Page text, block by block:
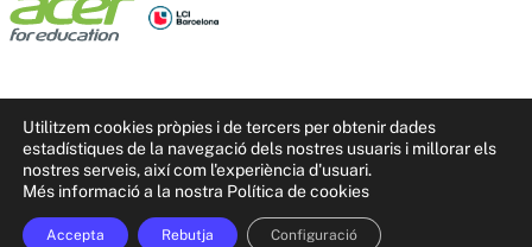
Utilitzem cookies pròpies i de tercers per obtenir dades
estadístiques de la navegació dels nostres usuaris i millorar els
nostres serveis, així com l'experiència d'usuari.
Més informació a la nostra Política de cookies
Accepta Rebutja Configuració
production site key toremove this banner